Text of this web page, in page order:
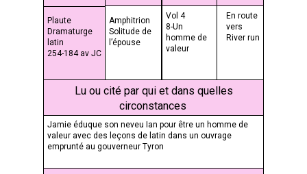
Plaute
Dramaturge
latin
254-184 av JC
Lu ou cité par qui et dans quelles
circonstances
Jamie éduque son neveu Ian pour être un homme de
valeur avec des leçons de latin dans un ouvrage
emprunté au gouverneur Tyron
En route
vers
River run
Vol 4
8-Un
homme de
valeur
Amphitrion
Solitude de
l’épouse